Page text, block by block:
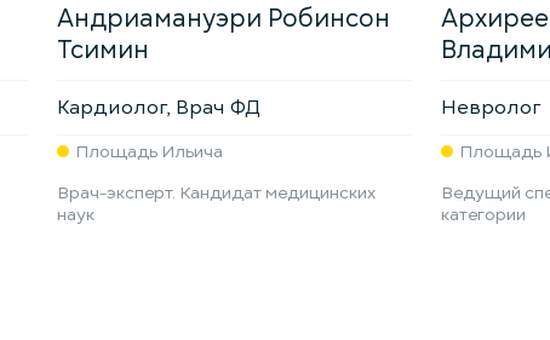
Андриамануэри Робинсон
Тсимин
Кардиолог, Врач ФД
Площадь Ильича
Врач-эксперт. Кандидат медицинских
наук
Невролог
Площадь
Ведущий
категории